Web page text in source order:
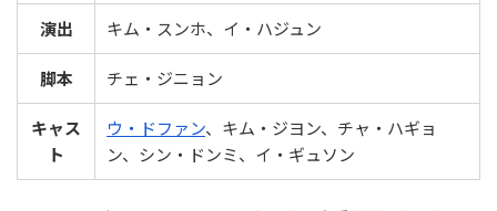
演出 キム・スンホ、イ・ハジュン
脚本 チェ・ジニョン
キャス
ト
ウ・ドファン、キム・ジヨン、チャ・ハギョ
ン、シン・ドンミ、イ・ギュソン